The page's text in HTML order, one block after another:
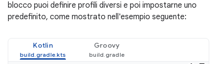
blocco puoi definire profili diversi e poi impostarne uno
predefinito, come mostrato nell'esempio seguente:
Kotlin Groovy